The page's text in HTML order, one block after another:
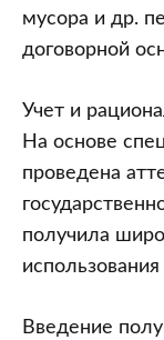
мусора и др.
договорной
Учет и
На основе
проведена
получила
Введение